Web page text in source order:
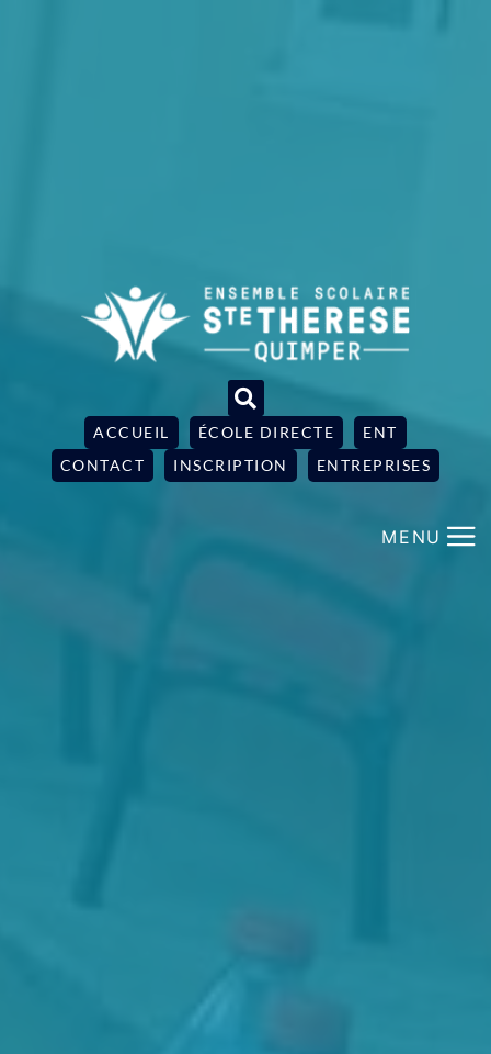
ACCUEIL ÉCOLE DIRECTE
ENT
CONTACT
INSCRIPTION ENTREPRISES